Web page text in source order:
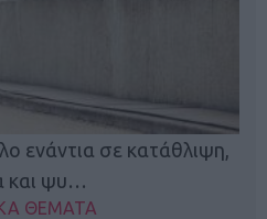
ενάντια σε κατάθλιψη,
και ψυ…
ΘΕΜΑΤΑ